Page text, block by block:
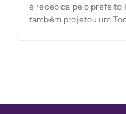
é recebida pelo prefeito
também projetou um